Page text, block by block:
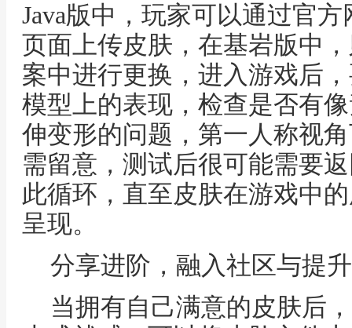
Java版中，玩家可以通过官
页面上传皮肤，在基岩版中
案中进行更换，进入游戏后
模型上的表现，检查是否有
伸变形的问题，第一人称视
需留意，测试后很可能需要
此循环，直至皮肤在游戏中
呈现。
分享进阶，融入社区与提
当拥有自己满意的皮肤后